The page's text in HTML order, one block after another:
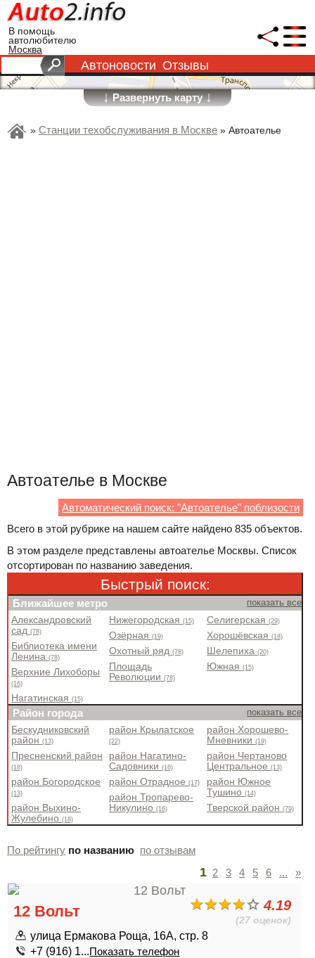
В помощь
автолюбителю
Москва
Автоновости Отзывы
↓Развернуть карту↓
» Станции техобслуживания в Москве » Автоателье
Автоателье в Москве
Автоматический поиск: "Автоателье" поблизости
Всего в этой рубрике на нашем сайте найдено 835 объектов.
В этом разделе представлены автоателье Москвы. Список
отсортирован по названию заведения.
Быстрый поиск:
Ближайшее метро показать все
Александровский
сад(78)
Библиотека имени
Ленина(78)
Верхние Лихоборы
(16)
Нагатинская(15)
Нижегородская(15)
Озёрная(19)
Охотный ряд(78)
Площадь
Революции(78)
Селигерская(29)
Хорошёвская(18)
Шелепиха(20)
Южная(15)
Район города показать все
Бескудниковский
район(13)
Пресненский район
(18)
район Богородское
(13)
район Выхино-
Жулебино(18)
район Крылатское
(22)
район Нагатино-
Садовники(16)
район Отрадное(17)
район Тропарево-
Никулино(16)
район Хорошево-
Мневники(19)
район Чертаново
Центральное(13)
район Южное
Тушино(14)
Тверской район(79)
По рейтингу по названию по отзывам
1 2 3 4 5 6 ... »
4.19
(27 оценок)
12 Вольт
улица Ермакова Роща, 16А, стр. 8
+7 (916) 1...Показать телефон